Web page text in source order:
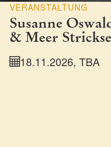
VERANSTALTUNG
Susanne
& Meer
18.11.2026, TBA